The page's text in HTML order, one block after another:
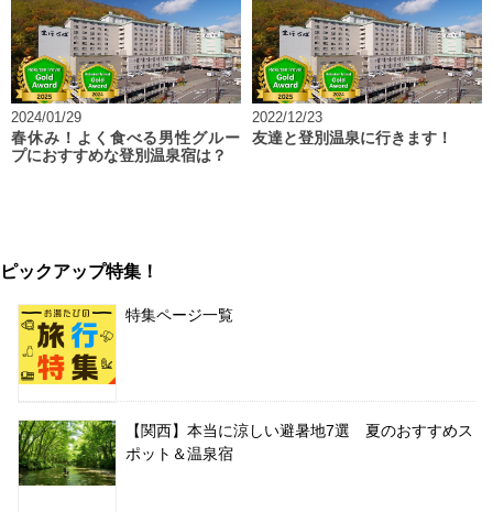
2024/01/29
春休み！よく食べる男性グルー
プにおすすめな登別温泉宿は？
2022/12/23
友達と登別温泉に行きます！
ピックアップ特集！
特集ページ一覧
【関西】本当に涼しい避暑地7選 夏のおすすめス
ポット＆温泉宿